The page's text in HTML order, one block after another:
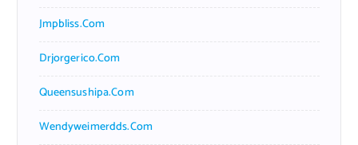
Jmpbliss.com
Drjorgerico.com
Queensushipa.com
Wendyweimerdds.com